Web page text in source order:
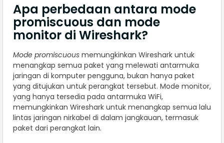
Apa perbedaan antara mode
promiscuous dan mode
monitor di Wireshark?
Mode promiscuous memungkinkan Wireshark untuk
menangkap semua paket yang melewati antarmuka
jaringan di komputer pengguna, bukan hanya paket
yang ditujukan untuk perangkat tersebut. Mode monitor,
yang hanya tersedia pada antarmuka WiFi,
memungkinkan Wireshark untuk menangkap semua lalu
lintas jaringan nirkabel di dalam jangkauan, termasuk
paket dari perangkat lain.